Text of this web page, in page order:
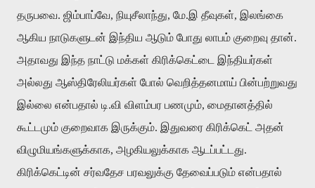
தருபவை. ஜிம்பாப்வே, நியுசீலாந்து, மே.இ தீவுகள், இலங்கை
ஆகிய நாடுகளுடன் இந்திய ஆடும் போது லாபம் குறைவு தான்.
அதாவது இந்த நாட்டு மக்கள் கிரிக்கெட்டை இந்தியர்கள்
அல்லது ஆஸ்திரேலியர்கள் போல் வெறித்தனமாய் பின்பற்றுவது
இல்லை என்பதால் டி.வி விளம்பர பணமும், மைதானத்தில்
கூட்டமும் குறைவாக இருக்கும். இதுவரை கிரிக்கெட் அதன்
விழுமியங்களுக்காக, அழகியலுக்காக ஆடப்பட்டது.
கிரிக்கெட்டின் சர்வதேச பரவலுக்கு தேவைப்படும் என்பதால்